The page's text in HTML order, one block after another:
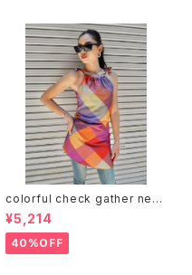
colorful check gather neck
design mini one-piece ワ
ンピース ミニワンピ チェック カ
ラフル リボン
¥5,214
40%OFF